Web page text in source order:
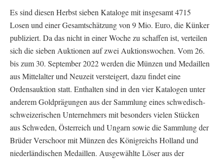
Es sind diesen Herbst sieben Kataloge mit insgesamt 4715
Losen und einer Gesamtschätzung von 9 Mio. Euro, die Künker
publiziert. Da das nicht in einer Woche zu schaffen ist, verteilen
sich die sieben Auktionen auf zwei Auktionswochen. Vom 26.
bis zum 30. September 2022 werden die Münzen und Medaillen
aus Mittelalter und Neuzeit versteigert, dazu findet eine
Ordensauktion statt. Enthalten sind in den vier Katalogen unter
anderem Goldprägungen aus der Sammlung eines schwedisch-
schweizerischen Unternehmers mit besonders vielen Stücken
aus Schweden, Österreich und Ungarn sowie die Sammlung der
Brüder Verschoor mit Münzen des Königreichs Holland und
niederländischen Medaillen. Ausgewählte Löser aus der